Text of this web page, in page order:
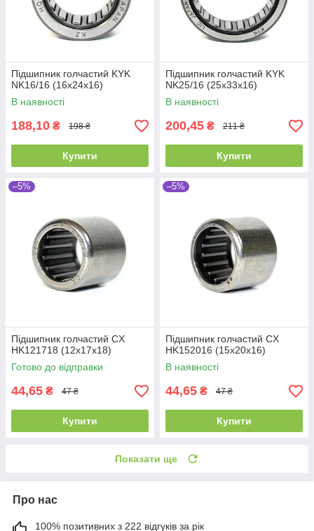
Підшипник голчастий KYK
NK16/16 (16x24x16)
В наявності
188,10 ₴ 198 ₴
Купити
Підшипник голчастий KYK
NK25/16 (25x33x16)
В наявності
200,45 ₴ 211 ₴
Купити
–5%
Підшипник голчастий CX
HK121718 (12x17x18)
Готово до відправки
44,65 ₴ 47 ₴
Купити
–5%
Підшипник голчастий CX
HK152016 (15x20x16)
В наявності
44,65 ₴ 47 ₴
Купити
Показати ще
Про нас
100% позитивних з 222 відгуків за рік